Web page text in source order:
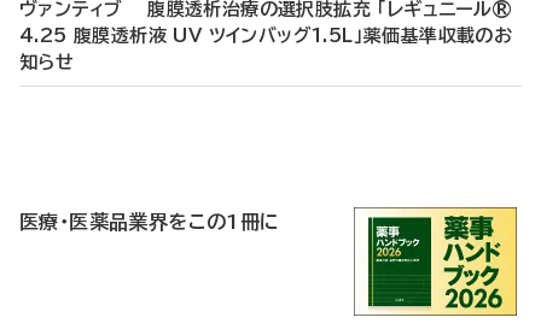
ヴァンティブ 腹膜透析治療の選択肢拡充 「レギュニール®
4.25 腹膜透析液 UV ツインバッグ1.5L」薬価基準収載のお
知らせ
医療・医薬品業界をこの1冊に